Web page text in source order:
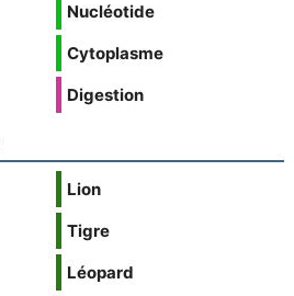
Nucléotide
Cytoplasme
Digestion
Lion
Tigre
Léopard